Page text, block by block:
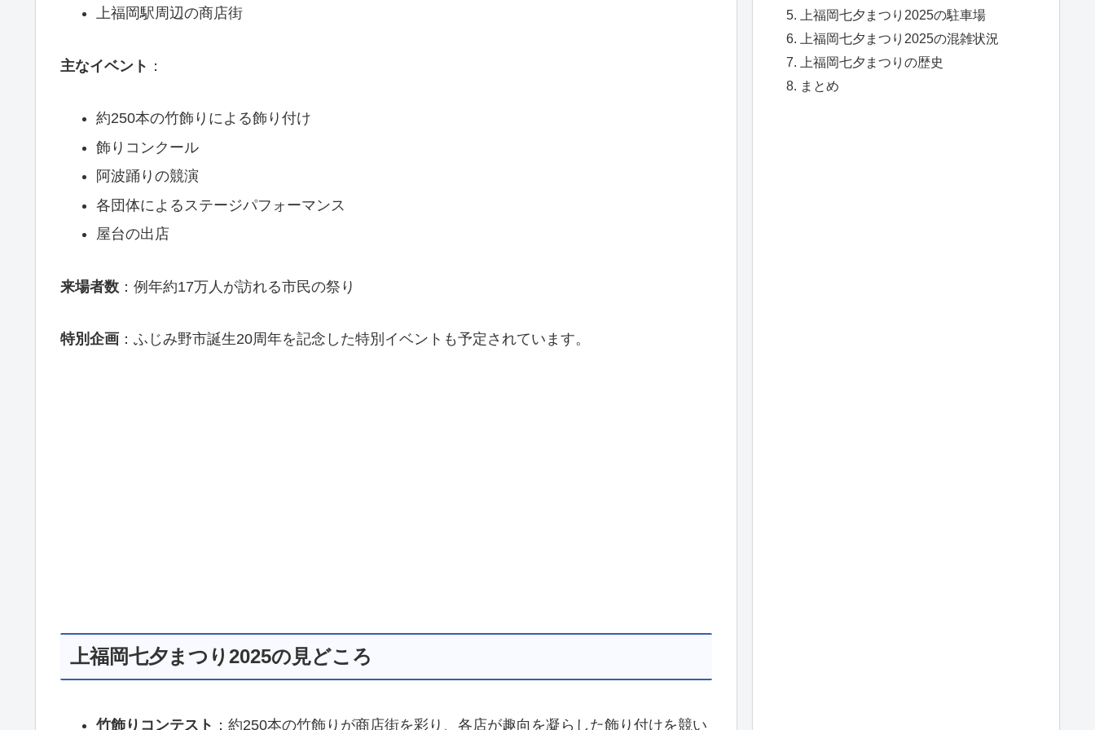
上福岡駅周辺の商店街
主なイベント ：
約250本の竹飾りによる飾り付け
飾りコンクール
阿波踊りの競演
各団体によるステージパフォーマンス
屋台の出店
来場者数 ：例年約17万人が訪れる市民の祭り
特別企画 ：ふじみ野市誕生20周年を記念した特別イベントも予定されています。
上福岡七夕まつり2025の見どころ
竹飾りコンテスト ：約250本の竹飾りが商店街を彩り、各店が趣向を凝らした飾り付けを競い
上福岡七夕まつり2025の駐車場
上福岡七夕まつり2025の混雑状況
上福岡七夕まつりの歴史
まとめ